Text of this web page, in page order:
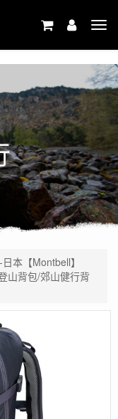
本【Montbell】
山背包/郊山健行背